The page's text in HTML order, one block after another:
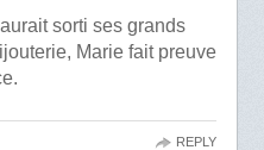
sorti ses grands
Marie fait preuve
REPLY